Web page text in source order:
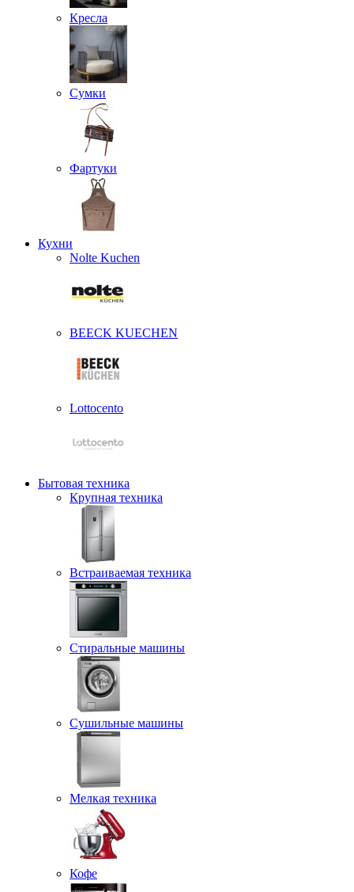
Кресла
Сумки
Фартуки
Кухни
Nolte Kuchen
BEECK KUECHEN
Lottocento
Бытовая техника
Крупная техника
Встраиваемая техника
Стиральные машины
Сушильные машины
Мелкая техника
Кофе